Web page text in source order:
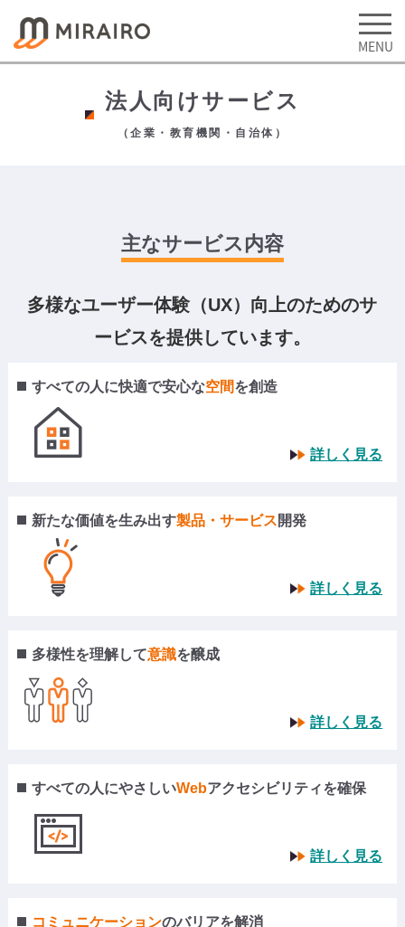
法人向けサービス
（企業・教育機関・自治体）
主なサービス内容
多様なユーザー体験（UX）向上のためのサ
ービスを提供しています。
すべての人に快適で安心な空間を創造
詳しく見る
新たな価値を生み出す製品・サービス開発
詳しく見る
多様性を理解して意識を醸成
詳しく見る
すべての人にやさしいWebアクセシビリティを確保
詳しく見る
コミュニケーションのバリアを解消